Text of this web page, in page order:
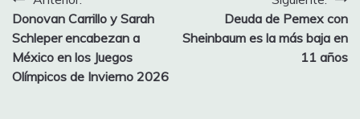
de
entradas
Donovan Carrillo y Sarah
Schleper encabezan a
México en los Juegos
Olímpicos de Invierno 2026
Deuda de Pemex con
Sheinbaum es la más baja en
11 años